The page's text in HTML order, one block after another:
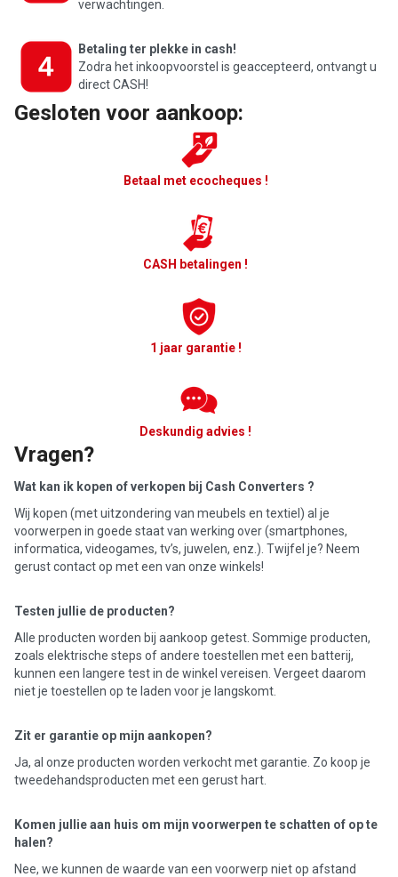
verwachtingen.
Betaling ter plekke in cash!
Zodra het inkoopvoorstel is geaccepteerd, ontvangt u
direct CASH!
Gesloten voor aankoop:
Betaal met ecocheques !
CASH betalingen !
1 jaar garantie !
Deskundig advies !
Vragen?
Wat kan ik kopen of verkopen bij Cash Converters ?
Wij kopen (met uitzondering van meubels en textiel) al je
voorwerpen in goede staat van werking over (smartphones,
informatica, videogames, tv’s, juwelen, enz.). Twijfel je? Neem
gerust contact op met een van onze winkels!
Testen jullie de producten?
Alle producten worden bij aankoop getest. Sommige producten,
zoals elektrische steps of andere toestellen met een batterij,
kunnen een langere test in de winkel vereisen. Vergeet daarom
niet je toestellen op te laden voor je langskomt.
Zit er garantie op mijn aankopen?
Ja, al onze producten worden verkocht met garantie. Zo koop je
tweedehandsproducten met een gerust hart.
Komen jullie aan huis om mijn voorwerpen te schatten of op te
halen?
Nee, we kunnen de waarde van een voorwerp niet op afstand